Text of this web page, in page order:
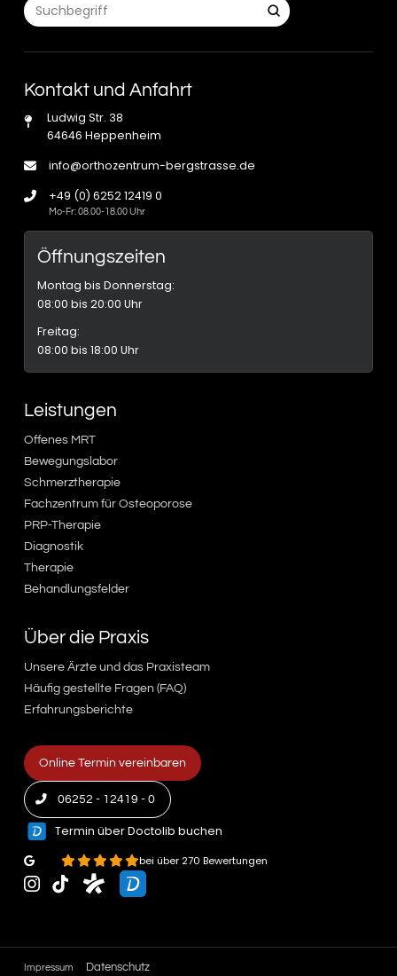
Search Submit
Kontakt und Anfahrt
Ludwig Str. 38
64646 Heppenheim
info@orthozentrum-bergstrasse.de
+49 (0) 6252 12419 0
Mo-Fr: 08.00-18.00 Uhr
Öffnungszeiten
Montag bis Donnerstag:
08:00 bis 20:00 Uhr
Freitag:
08:00 bis 18:00 Uhr
Leistungen
Offenes MRT
Bewegungslabor
Schmerztherapie
Fachzentrum für Osteoporose
PRP-Therapie
Diagnostik
Therapie
Behandlungsfelder
Über die Praxis
Unsere Ärzte und das Praxisteam
Häufig gestellte Fragen (FAQ)
Erfahrungsberichte
Online Termin vereinbaren
06252 - 12419 - 0
Termin über Doctolib buchen
4.9 bei über 270 Bewertungen
Impressum Datenschutz